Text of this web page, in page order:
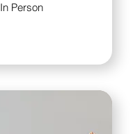
In Person